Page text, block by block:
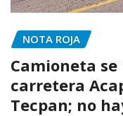
NOTA ROJA
Camioneta
carretera
Tecpan; no